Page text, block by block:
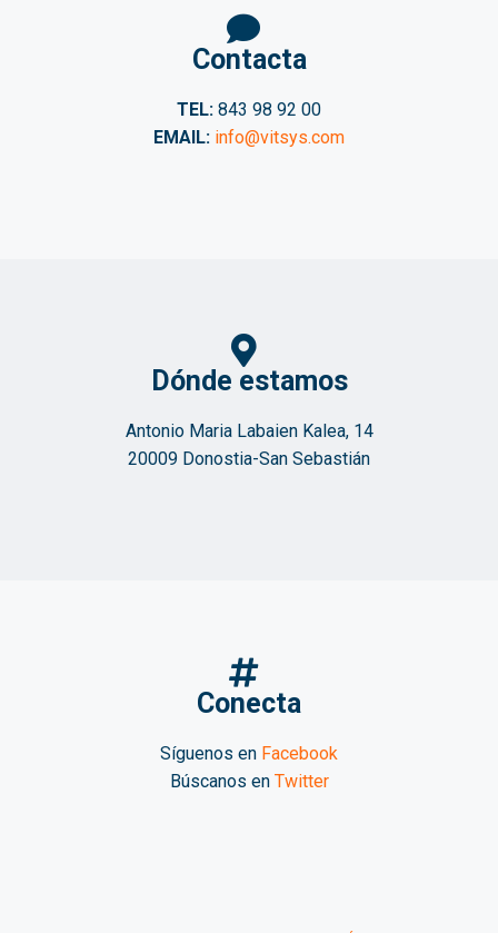
Contacta
TEL: 843 98 92 00
EMAIL: info@vitsys.com
Dónde estamos
Antonio Maria Labaien Kalea, 14
20009 Donostia-San Sebastián
Conecta
Síguenos en Facebook
Búscanos en Twitter